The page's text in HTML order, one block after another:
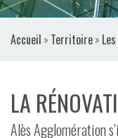
Accueil » Territoire»
LA
Alès Agglomération